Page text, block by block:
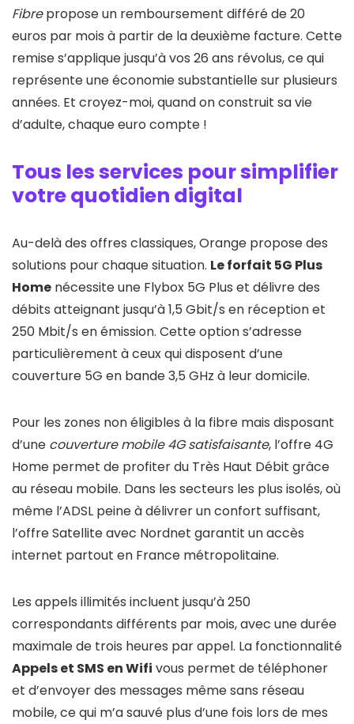
Fibrepropose un remboursement différé de 20
euros par mois à partir de la deuxième facture. Cette
remise s’applique jusqu’à vos 26 ans révolus, ce qui
représente une économie substantielle sur plusieurs
années. Et croyez-moi, quand on construit sa vie
d’adulte, chaque euro compte !
Tous les services pour simplifier
votre quotidien digital
Au-delà des offres classiques, Orange propose des
solutions pour chaque situation. Le forfait 5G Plus
Home nécessite une Flybox 5G Plus et délivre des
débits atteignant jusqu’à 1,5 Gbit/s en réception et
250 Mbit/s en émission. Cette option s’adresse
particulièrement à ceux qui disposent d’une
couverture 5G en bande 3,5 GHz à leur domicile.
Pour les zones non éligibles à la fibre mais disposant
d’une couverture mobile 4G satisfaisante, l’offre 4G
Home permet de profiter du Très Haut Débit grâce
au réseau mobile. Dans les secteurs les plus isolés, où
même l’ADSL peine à délivrer un confort suffisant,
l’offre Satellite avec Nordnet garantit un accès
internet partout en France métropolitaine.
Les appels illimités incluent jusqu’à 250
correspondants différents par mois, avec une durée
maximale de trois heures par appel. La fonctionnalité
Appels et SMS en Wifi vous permet de téléphoner
et d’envoyer des messages même sans réseau
mobile, ce qui m’a sauvé plus d’une fois lors de mes